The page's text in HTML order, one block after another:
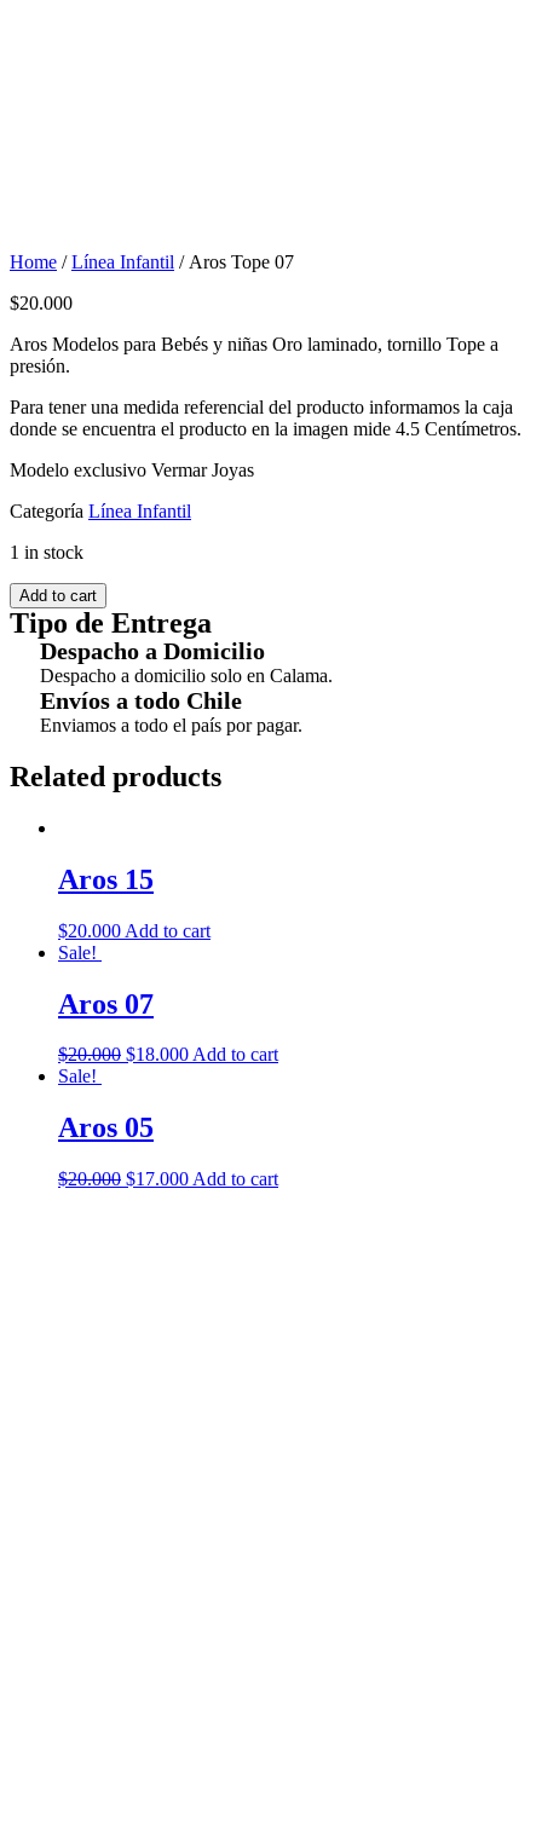
Home /Línea Infantil / Aros Tope 07
$20.000
Aros Modelos para Bebés y niñas Oro laminado, tornillo Tope a
presión.
Para tener una medida referencial del producto informamos la caja
donde se encuentra el producto en la imagen mide 4.5 Centímetros.
Modelo exclusivo Vermar Joyas
Categoría Línea Infantil
1 in stock
Add to cart
Tipo de Entrega
Despacho a Domicilio
Despacho a domicilio solo en Calama.
Envíos a todo Chile
Enviamos a todo el país por pagar.
Related products
Aros 15
$20.000 Add to cart
Sale!
Aros 07
$20.000 $18.000Add to cart
Sale!
Aros 05
$20.000 $17.000 Add to cart